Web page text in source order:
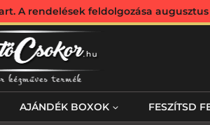
A rendelések feldolgozása
AJÁNDÉK BOXOK FESZÍTSD